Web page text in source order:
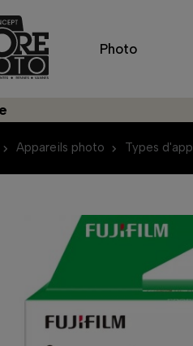
Photo
Appareils photo Types